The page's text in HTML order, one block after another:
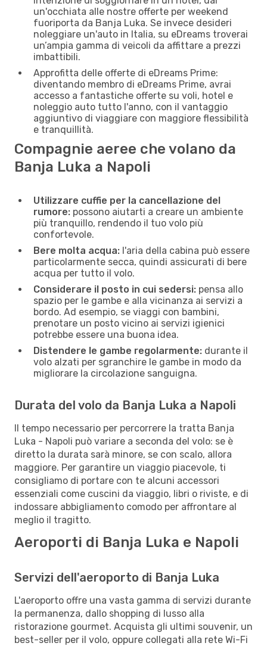
un'occhiata alle nostre offerte per weekend
fuoriporta da Banja Luka. Se invece desideri
noleggiare un'auto in Italia, su eDreams troverai
un’ampia gamma di veicoli da affittare a prezzi
imbattibili.
Approfitta delle offerte di eDreams Prime:
diventando membro di eDreams Prime, avrai
accesso a fantastiche offerte su voli, hotel e
noleggio auto tutto l'anno, con il vantaggio
aggiuntivo di viaggiare con maggiore flessibilità
e tranquillità.
Compagnie aeree che volano da
Banja Luka a Napoli
Utilizzare cuffie per la cancellazione del
rumore: possono aiutarti a creare un ambiente
più tranquillo, rendendo il tuo volo più
confortevole.
Bere molta acqua: l'aria della cabina può essere
particolarmente secca, quindi assicurati di bere
acqua per tutto il volo.
Considerare il posto in cui sedersi: pensa allo
spazio per le gambe e alla vicinanza ai servizi a
bordo. Ad esempio, se viaggi con bambini,
prenotare un posto vicino ai servizi igienici
potrebbe essere una buona idea.
Distendere le gambe regolarmente: durante il
volo alzati per sgranchire le gambe in modo da
migliorare la circolazione sanguigna.
Durata del volo da Banja Luka a Napoli
Il tempo necessario per percorrere la tratta Banja
Luka - Napoli può variare a seconda del volo: se è
diretto la durata sarà minore, se con scalo, allora
maggiore. Per garantire un viaggio piacevole, ti
consigliamo di portare con te alcuni accessori
essenziali come cuscini da viaggio, libri o riviste, e di
indossare abbigliamento comodo per affrontare al
meglio il tragitto.
Aeroporti di Banja Luka e Napoli
Servizi dell'aeroporto di Banja Luka
L'aeroporto offre una vasta gamma di servizi durante
la permanenza, dallo shopping di lusso alla
ristorazione gourmet. Acquista gli ultimi souvenir, un
best-seller per il volo, oppure collegati alla rete Wi-Fi